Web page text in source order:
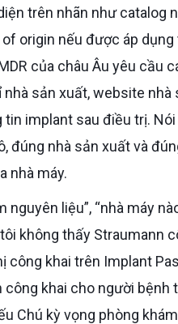
trên nhãn như catalog
origin nếu được áp
của châu Âu yêu cầu
sản xuất, website
implant sau điều trị.
đúng nhà sản xuất và
nhà máy.
không thấy Straumann
công khai trên Implant
khai cho người bệnh
Chú kỳ vọng phòng